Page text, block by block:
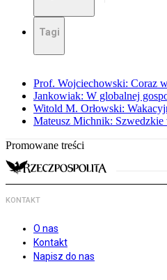
Tagi
Prof. Wojciechowski: Coraz
Jankowiak: W globalnej
Witold M. Orłowski:
Mateusz Michnik:
Promowane treści
KONTAKT
O nas
Kontakt
Napisz do nas